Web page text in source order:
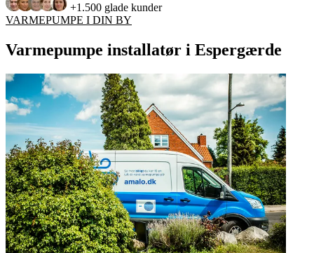
+1.500 glade kunder
VARMEPUMPE I DIN BY
Varmepumpe installatør i Espergærde